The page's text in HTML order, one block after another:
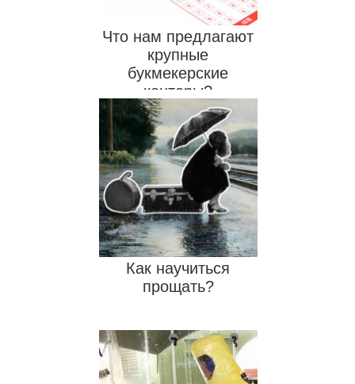
Что нам предлагают
крупные
букмекерские
конторы?
Как научиться
прощать?